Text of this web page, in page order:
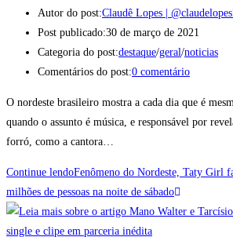
Autor do post:Claudê Lopes |
Post publicado:30 de março de 2021
Categoria do post:destaque/geral/noticias
Comentários do post:0 comentário
O nordeste brasileiro mostra a cada dia que é
quando o assunto é música, e responsável por
forró, como a cantora…
Continue lendoFenômeno do Nordeste, Taty Girl
milhões de pessoas na noite de sábado